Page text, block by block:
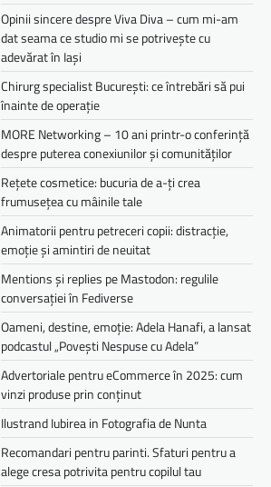
Opinii sincere despre Viva Diva – cum mi-am
dat seama ce studio mi se potrivește cu
adevărat în Iași
Chirurg specialist București: ce întrebări să pui
înainte de operație
MORE Networking – 10 ani printr-o conferință
despre puterea conexiunilor și comunităților
Rețete cosmetice: bucuria de a-ți crea
frumusețea cu mâinile tale
Animatorii pentru petreceri copii: distracție,
emoție și amintiri de neuitat
Mentions și replies pe Mastodon: regulile
conversației în Fediverse
Oameni, destine, emoție: Adela Hanafi, a lansat
podcastul „Povești Nespuse cu Adela”
Advertoriale pentru eCommerce în 2025: cum
vinzi produse prin conținut
Ilustrand Iubirea in Fotografia de Nunta
Recomandari pentru parinti. Sfaturi pentru a
alege cresa potrivita pentru copilul tau